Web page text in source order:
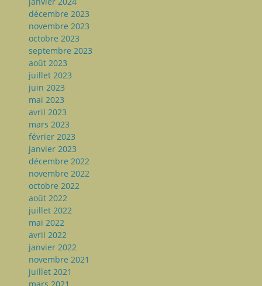
décembre 2023
novembre 2023
octobre 2023
septembre 2023
août 2023
juillet 2023
juin 2023
mai 2023
avril 2023
mars 2023
février 2023
janvier 2023
décembre 2022
novembre 2022
octobre 2022
août 2022
juillet 2022
mai 2022
avril 2022
janvier 2022
novembre 2021
juillet 2021